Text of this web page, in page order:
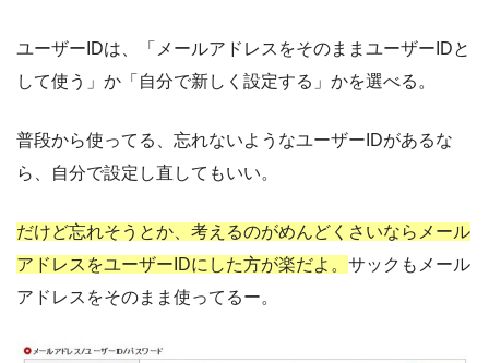
ユーザーIDは、「メールアドレスをそのままユーザーIDと
して使う」か「自分で新しく設定する」かを選べる。
普段から使ってる、忘れないようなユーザーIDがあるな
ら、自分で設定し直してもいい。
だけど忘れそうとか、考えるのがめんどくさいならメール
アドレスをユーザーIDにした方が楽だよ。 サックもメール
アドレスをそのまま使ってるー。